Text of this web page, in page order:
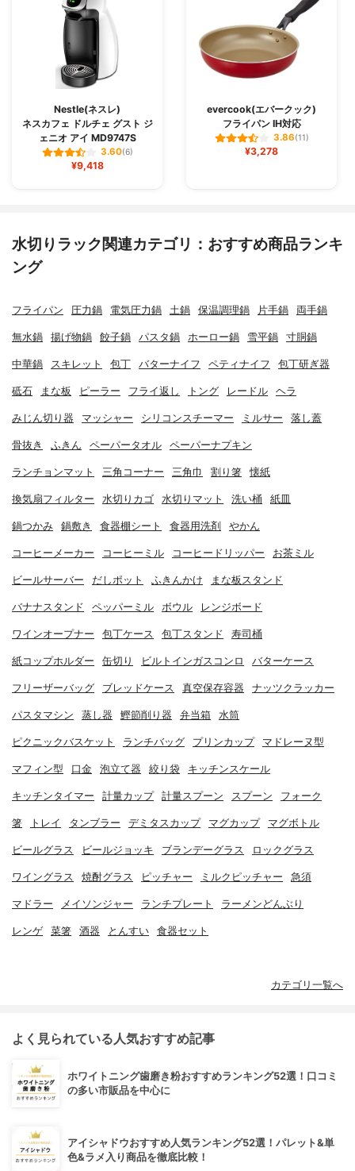
Nestle(ネスレ)
ネスカフェ ドルチェ グスト ジ
ェニオ アイ MD9747S
3.60(6)
¥9,418
evercook(エバークック)
フライパン IH対応
3.86(11)
¥3,278
水切りラック関連カテゴリ：おすすめ商品ランキ
ング
フライパン 圧力鍋 電気圧力鍋 土鍋 保温調理鍋 片手鍋 両手鍋
無水鍋 揚げ物鍋 餃子鍋 パスタ鍋 ホーロー鍋 雪平鍋 寸胴鍋
中華鍋 スキレット 包丁 バターナイフ ペティナイフ 包丁研ぎ器
砥石 まな板 ピーラー フライ返し トング レードル ヘラ
みじん切り器 マッシャー シリコンスチーマー ミルサー 落し蓋
骨抜き ふきん ペーパータオル ペーパーナプキン
ランチョンマット 三角コーナー 三角巾 割り箸 懐紙
換気扇フィルター 水切りカゴ 水切りマット 洗い桶 紙皿
鍋つかみ 鍋敷き 食器棚シート 食器用洗剤 やかん
コーヒーメーカー コーヒーミル コーヒードリッパー お茶ミル
ビールサーバー だしポット ふきんかけ まな板スタンド
バナナスタンド ペッパーミル ボウル レンジボード
ワインオープナー 包丁ケース 包丁スタンド 寿司桶
紙コップホルダー 缶切り ビルトインガスコンロ バターケース
フリーザーバッグ ブレッドケース 真空保存容器 ナッツクラッカー
パスタマシン 蒸し器 鰹節削り器 弁当箱 水筒
ピクニックバスケット ランチバッグ プリンカップ マドレーヌ型
マフィン型 口金 泡立て器 絞り袋 キッチンスケール
キッチンタイマー 計量カップ 計量スプーン スプーン フォーク
箸 トレイ タンブラー デミタスカップ マグカップ マグボトル
ビールグラス ビールジョッキ ブランデーグラス ロックグラス
ワイングラス 焼酎グラス ピッチャー ミルクピッチャー 急須
マドラー メイソンジャー ランチプレート ラーメンどんぶり
レンゲ 菜箸 酒器 とんすい 食器セット
カテゴリ一覧へ
よく見られている人気おすすめ記事
ホワイトニング歯磨き粉おすすめランキング52選！口コミ
の多い市販品を中心に
アイシャドウおすすめ人気ランキング52選！パレット&単
色&ラメ入り商品を徹底比較！